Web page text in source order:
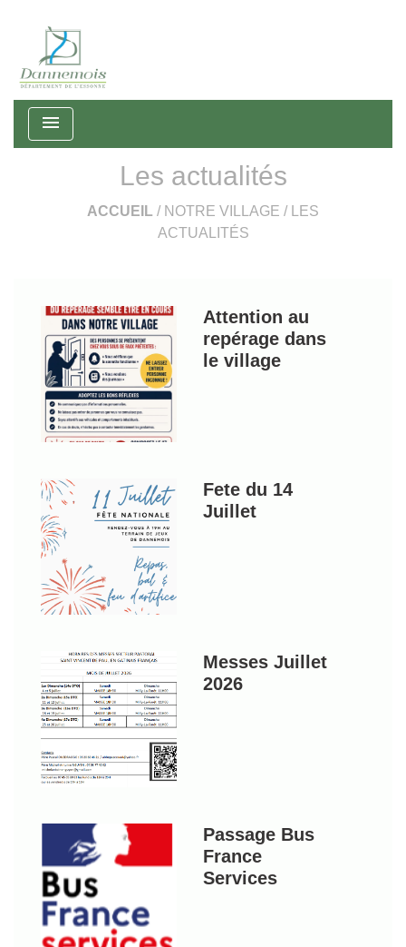
menu
Les actualités
ACCUEIL / NOTRE VILLAGE /
LES
ACTUALITÉS
Attention au
repérage dans
le village
Fete du 14
Juillet
Messes Juillet
2026
Passage Bus
France
Services